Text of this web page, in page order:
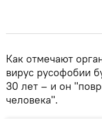
Как отмечают
вирус русофобии
30 лет – и он
человека".